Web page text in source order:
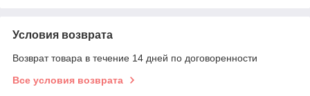
Условия возврата
Возврат товара в течение 14 дней по договоренности
Все условия возврата